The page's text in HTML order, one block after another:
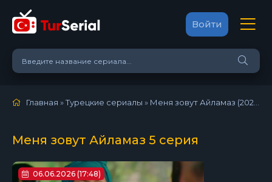
Войти
Главная »Турецкие сериалы » Меня зовут Айламаз (2026)
Меня зовут Айламаз 5 серия
06.06.2026 (17:48)